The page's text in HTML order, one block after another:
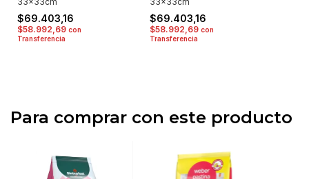
$69.403,16
$58.992,69 con
Transferencia
$69.403,16
$58.992,69con
Transferencia
Para comprar con este producto